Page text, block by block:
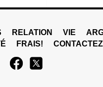
RELATION VIE
FRAIS!